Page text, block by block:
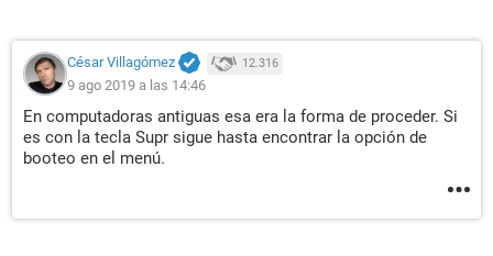
César Villagómez 12.316
9 ago 2019 a las 14:46
En computadoras antiguas esa era la forma de proceder. Si
es con la tecla Supr sigue hasta encontrar la opción de
booteo en el menú.